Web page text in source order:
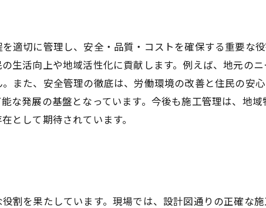
適切に管理し、安全・品質・コストを確保する重要な
生活向上や地域活性化に貢献します。例えば、地元の
また、安全管理の徹底は、労働環境の改善と住民の安
な発展の基盤となっています。今後も施工管理は、地
として期待されています。
割を果たしています。現場では、設計図通りの正確な